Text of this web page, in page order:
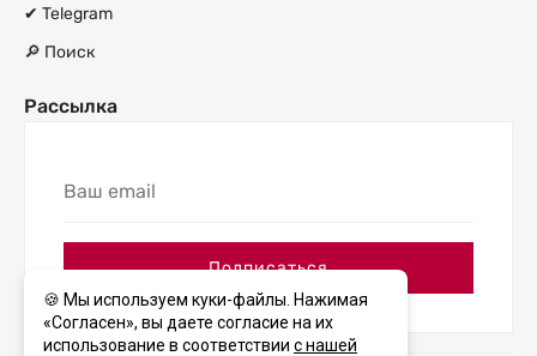
✔ Telegram
🔎 Поиск
Рассылка
Ваш
Подписаться
🍪 Мы используем куки-файлы. Нажимая
«Согласен», вы даете согласие на их
использование в соответствии с нашей